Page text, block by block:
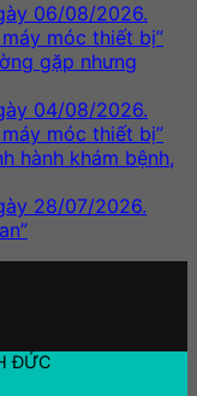
06/08/2026.
móc thiết bị”
gặp nhưng
04/08/2026.
móc thiết bị”
hành khám bệnh,
28/07/2026.
ĐỨC